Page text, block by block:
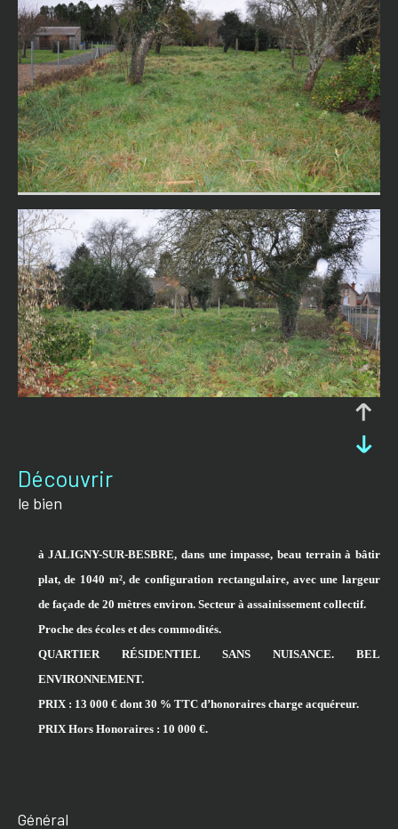
découvrir
le bien
à JALIGNY-SUR-BESBRE, dans une impasse, beau terrain à bâtir
plat,de 1040 m², de configuration rectangulaire, avec une largeur
de façade de 20 mètres environ. Secteur à assainissement collectif.
Proche des écoles et des commodités.
QUARTIER RÉSIDENTIEL SANS NUISANCE. BEL
ENVIRONNEMENT.
PRIX : 13 000 € dont 30 % TTC d’honoraires charge acquéreur.
PRIX Hors Honoraires : 10 000 €.
général